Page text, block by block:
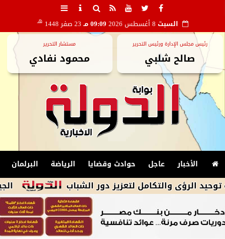
السبت 09:09 مـ 23 صفر 1448 هـ
رئيس مجلس الإدارة ورئيس التحرير
صالح شلبي
مستشار التحرير
محمود نفادي
الأخبار عاجل حوادث وقضايا الرياضة البرلمان
الجيش لتعزيز دور الشباب